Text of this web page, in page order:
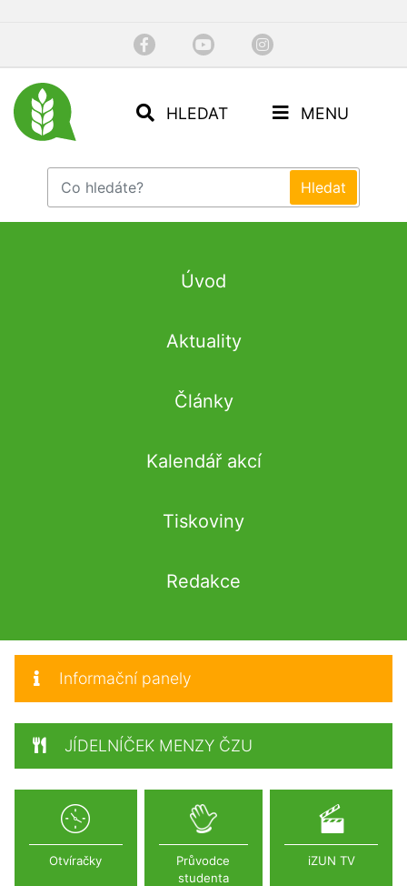
HLEDAT MENU
Úvod
Aktuality
Články
Kalendář akcí
Tiskoviny
Redakce
Informační panely
JÍDELNÍČEK MENZY ČZU
Otvíračky
Průvodce
studenta
iZUN TV